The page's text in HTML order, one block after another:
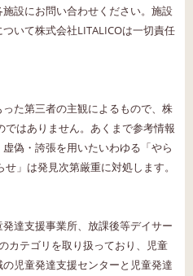
設にお問い合わせください。施設
いて株式会社LITALICOは一切責任
た第三者の主観によるもので、株
ではありません。あくまで参考情報
偽・誇張を用いたいわゆる「やら
」は発見次第厳重に対処します。
達支援事業所、放課後等デイサー
カテゴリを取り扱っており、児童
児童発達支援センターと児童発達